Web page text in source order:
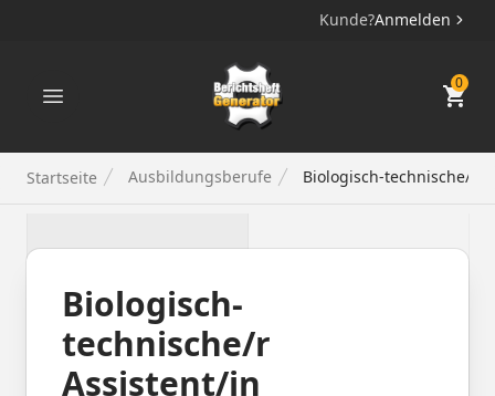
Kunde?Anmelden
Berichtsheft Generator 0
Startseite Ausbildungsberufe Biologisch-technische/r
Biologisch-
technische/r
Assistent/in